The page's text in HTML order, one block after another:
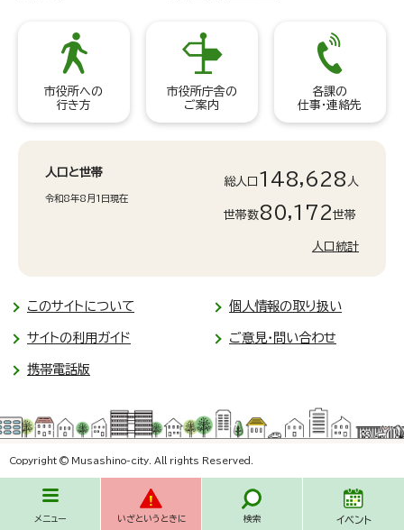
メニュー いざというときに 検索 イベント
市役所への
行き方
市役所庁舎の
ご案内
各課の
仕事・連絡先
人口と世帯
令和8年8月1日現在
総人口 148,628 人
世帯数80,172世帯
人口統計
このサイトについて 個人情報の取り扱い
サイトの利用ガイド ご意見・問い合わせ
携帯電話版
Copyright © Musashino-city. All rights Reserved.